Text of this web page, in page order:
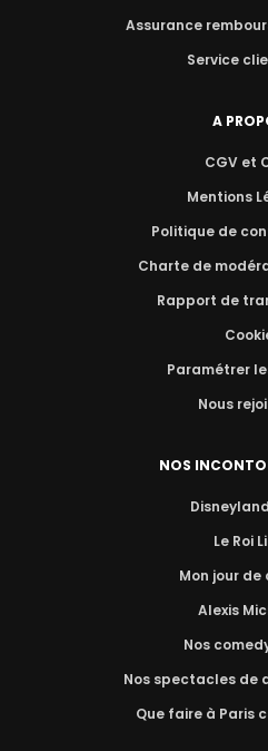
Assurance
Service
A
CGV et
Mentions
Politique de
Charte de
Rapport de
Paramétrer
Nous
NOS
Le Roi
Mon jour de
Alexis
Nos
Nos spectacles de
Que faire à Paris